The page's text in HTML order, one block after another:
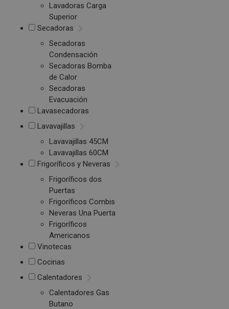
Lavadoras Carga
Superior
Secadoras
Secadoras
Condensación
Secadoras Bomba
de Calor
Secadoras
Evacuación
Lavasecadoras
Lavavajillas
Lavavajillas 45CM
Lavavajillas 60CM
Frigoríficos y Neveras
Frigoríficos dos
Puertas
Frigoríficos Combis
Neveras Una Puerta
Frigoríficos
Americanos
Vinotecas
Cocinas
Calentadores
Calentadores Gas
Butano